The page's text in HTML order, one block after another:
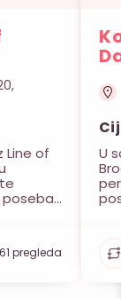
Line of
i
pregleda
U
[…]